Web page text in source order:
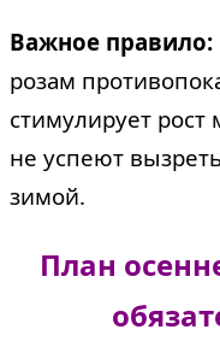
Важное правило:
розам
стимулирует
не успеют
зимой.
План